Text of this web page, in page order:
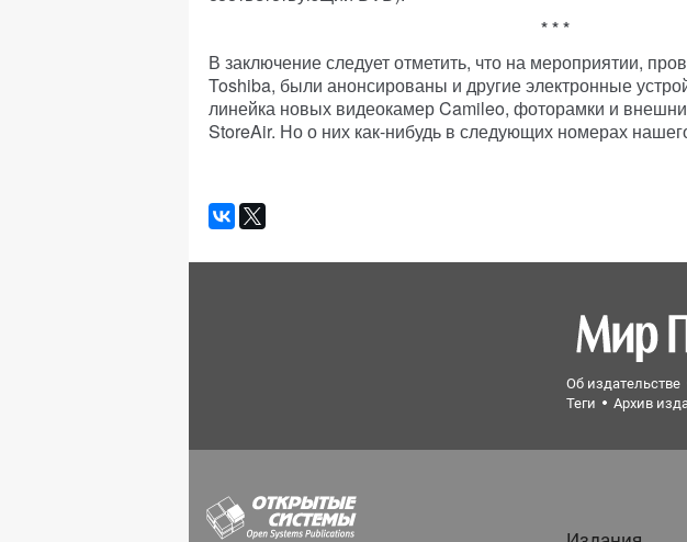
* * *
В заключение следует отметить, что на мероприятии,
Toshiba, были анонсированы и другие электронные
линейка новых видеокамер Camileo, фоторамки и
StoreAir. Но о них как-нибудь в следующих номерах
Об издательстве
Теги
Архив